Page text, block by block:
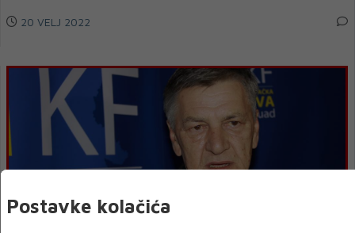
20 VELJ 2022
Postavke kolačića